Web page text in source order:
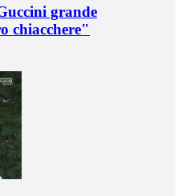
grande
chiacchere"